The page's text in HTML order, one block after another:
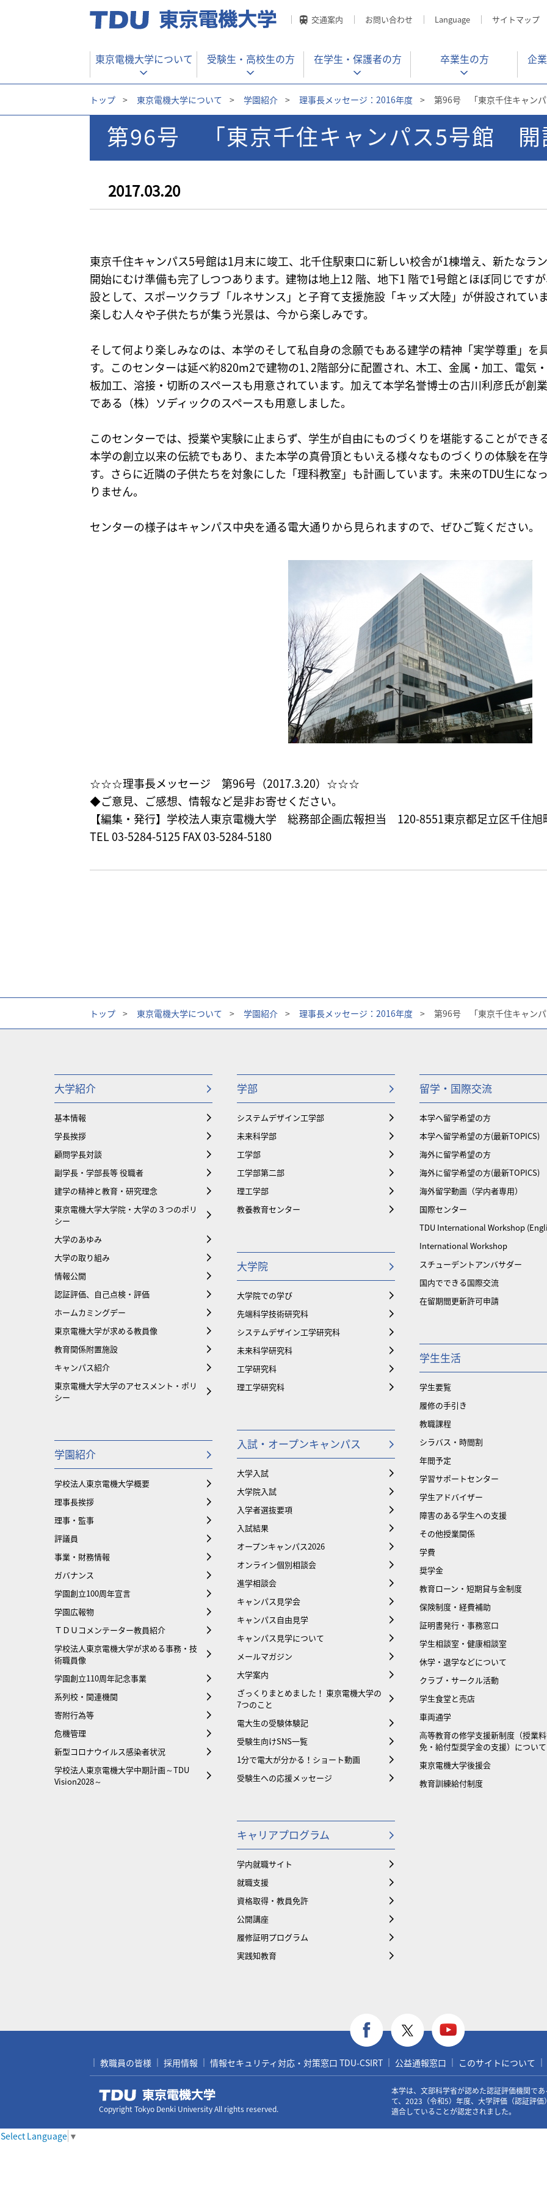
交通案内 お問い合わせ Language サイトマップ
東京電機大学について 受験生・ 高校生の方 在学生・ 保護者の方 卒業生の方 企
トップ > 東京電機大学について > 学園紹介 > 理事長メッセージ：2016年度 > 第96号 「東京千住キャン
第96号 「東京千住キャンパス5号館 開
2017.03.20
東京千住キャンパス5号館は1月末に竣工、北千住駅東口に新しい校舎が1棟増え、新たなラ
開始にむけ準備も完了しつつあります。建物は地上12 階、地下1 階で1号館とほぼ同じです
設として、スポーツクラブ「ルネサンス」と子育て支援施設「キッズ大陸」が併設されてい
楽しむ人々や子供たちが集う光景は、今から楽しみです。
そして何より楽しみなのは、本学のそして私自身の念願でもある建学の精神「実学尊重」
す。このセンターは延べ約820m2で建物の1､2階部分に配置され、木工、金属・加工、電気
板加工、溶接・切断のスペースも用意されています。加えて本学名誉博士の古川利彦氏が創
である（株）ソディックのスペースも用意しました。
このセンターでは、授業や実験に止まらず、学生が自由にものづくりを堪能することができ
本学の創立以来の伝統でもあり、また本学の真骨頂ともいえる様々なものづくりの体験を在
す。さらに近隣の子供たちを対象にした「理科教室」も計画しています。未来のTDU生にな
りません。
センターの様子はキャンパス中央を通る電大通りから見られますので、ぜひご覧ください。
☆☆☆理事長メッセージ 第96号（2017.3.20）☆☆☆
◆ご意見、ご感想、情報など是非お寄せください。
【編集・発行】学校法人東京電機大学 総務部企画広報担当 120-8551東京都足立区千住
TEL 03-5284-5125 FAX 03-5284-5180
トップ > 東京電機大学について > 学園紹介 > 理事長メッセージ：2016年度 > 第96号 「東京千住キャン
大学紹介
基本情報
学長挨拶
顧問学長対談
副学長・学部長等 役職者
建学の精神と教育・研究理念
東京電機大学大学院・大学の３つのポリ
シー
大学のあゆみ
大学の取り組み
情報公開
認証評価、自己点検・評価
ホームカミングデー
東京電機大学が求める教員像
教育関係附置施設
キャンパス紹介
東京電機大学大学のアセスメント・ポリ
シー
学園紹介
学校法人東京電機大学概要
理事長挨拶
理事・監事
評議員
事業・財務情報
ガバナンス
学園創立100周年宣言
学園広報物
ＴＤＵコメンテーター教員紹介
学校法人東京電機大学が求める事務・技
術職員像
学園創立110周年記念事業
系列校・関連機関
寄附行為等
危機管理
新型コロナウイルス感染者状況
学校法人東京電機大学中期計画～TDU
Vision2028～
学部
システムデザイン工学部
未来科学部
工学部
工学部第二部
理工学部
教養教育センター
大学院
大学院での学び
先端科学技術研究科
システムデザイン工学研究科
未来科学研究科
工学研究科
理工学研究科
入試・オープンキャンパス
大学入試
大学院入試
入学者選抜要項
入試結果
オープンキャンパス2026
オンライン個別相談会
進学相談会
キャンパス見学会
キャンパス自由見学
キャンパス見学について
メールマガジン
大学案内
ざっくりまとめました！ 東京電機大学の
7つのこと
電大生の受験体験記
受験生向けSNS一覧
1分で電大が分かる！ショート動画
受験生への応援メッセージ
キャリアプログラム
学内就職サイト
就職支援
資格取得・教員免許
公開講座
履修証明プログラム
実践知教育
留学・国際交流
本学へ留学希望の方
本学へ留学希望の方(最新TOPICS)
海外に留学希望の方
海外に留学希望の方(最新TOPICS)
海外留学動画（学内者専用）
国際センター
TDU International Workshop
International Workshop
スチューデントアンバサダー
国内でできる国際交流
在留期間更新許可申請
学生生活
学生要覧
履修の手引き
教職課程
シラバス・時間割
年間予定
学習サポートセンター
学生アドバイザー
障害のある学生への支援
その他授業関係
学費
奨学金
教育ローン・短期貸与金制度
保険制度・経費補助
証明書発行・事務窓口
学生相談室・健康相談室
休学・退学などについて
クラブ・サークル活動
学生食堂と売店
車両通学
⾼等教育の修学支援新制度（授業
免・給付型奨学金の支援）について
東京電機大学後援会
教育訓練給付制度
教職員の皆様 採用情報 情報セキュリティ対応・対策窓口 TDU-CSIRT 公益通報窓口 このサイトについて
本学は、文部科学省が認めた認証評価機関で
て、2023（令和5）年度、大学評価（認証評
適合していることが認定されました。
Copyright Tokyo Denki University All rights reserved.
Select Language ▼